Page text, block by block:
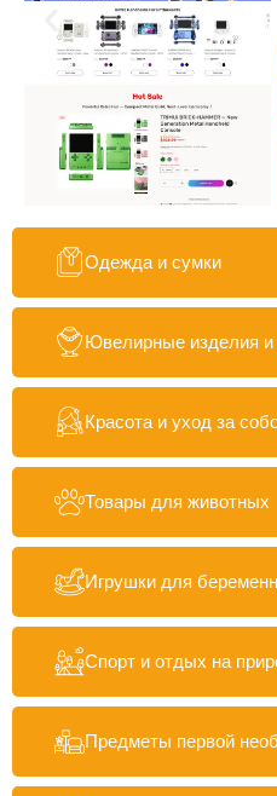
Одежда и сумки
Ювелирные изделия и
Красота и уход за
Товары для животных
Игрушки для
Спорт и отдых на
Предметы первой